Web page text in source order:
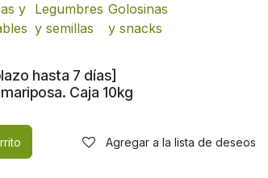
y
Legumbres
y semillas
Golosinas
y snacks
hasta 7 días]
Caja 10kg
Agregar a la lista de deseos